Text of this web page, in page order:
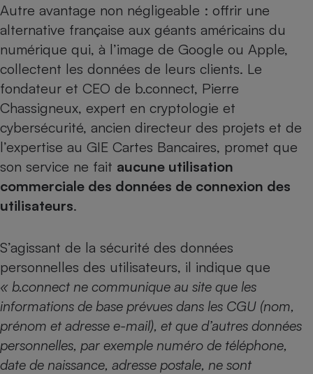
Autre avantage non négligeable : offrir une
alternative française aux géants américains du
numérique qui, à l’image de Google ou Apple,
collectent les données de leurs clients. Le
fondateur et CEO de b.connect, Pierre
Chassigneux, expert en cryptologie et
cybersécurité, ancien directeur des projets et de
l’expertise au GIE Cartes Bancaires, promet que
son service ne fait aucune utilisation
commerciale des données de connexion des
utilisateurs.
S’agissant de la sécurité des données
personnelles des utilisateurs, il indique que
« b.connect ne communique au site que les
informations de base prévues dans les CGU (nom,
prénom et adresse e-mail), et que d’autres données
personnelles, par exemple numéro de téléphone,
date de naissance, adresse postale, ne sont